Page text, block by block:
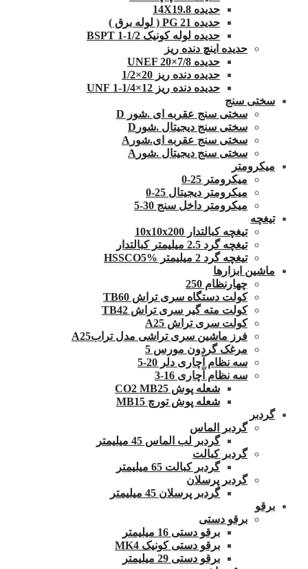
حدیده 14X19.8
حدیده 21 PG ( لوله برق )
حدیده لوله کونیک 1/2-1 BSPT
حدیده اینچ دنده ریز
حدیده UNEF 20×7/8
حدیده دنده ریز 20×1/2
حدیده دنده ریز 12×1/4-1 UNF
سختی سنج
سختی سنج عقربه ای .شور D
سختی سنج دیجیتال .شورD
سختی سنج عقربه ای.شورA
سختی سنج دیجیتال .شورA
میکرومتر
میکرومتر 25-0
میکرومتر دیجیتال 25-0
میکرومتر داخل سنج 30-5
تیغچه
تیغچه کبالتدار 10x10x200
تیغچه گرد 2.5 میلیمتر کبالتدار
تیغچه گرد 2 میلیمتر HSSCO5%
ماشین ابزارها
چهارنظام 250
کولت دستگاه سری تراش TB60
کولت مته گیر سری تراش TB42
کولت سری تراش A25
فرز ماشین سری تراشی مدل ترابA25
مرغک گردون مورس 5
سه نظام آچاری دلر 20-5
سه نظام آچاری 16-3
شعله پوش CO2 MB25
شعله پوش تورچ MB15
گردبر
گردبر الماس
گردبر لب الماس 45 میلیمتر
گردبر کبالت
گردبر کبالت 65 میلیمتر
گردبر پرسلان
گردبر پرسلان 45 میلیمتر
برقو
برقو دستی
برقو دستی 16 میلیمتر
برقو دستی کونیک MK4
برقو دستی 29 میلیمتر